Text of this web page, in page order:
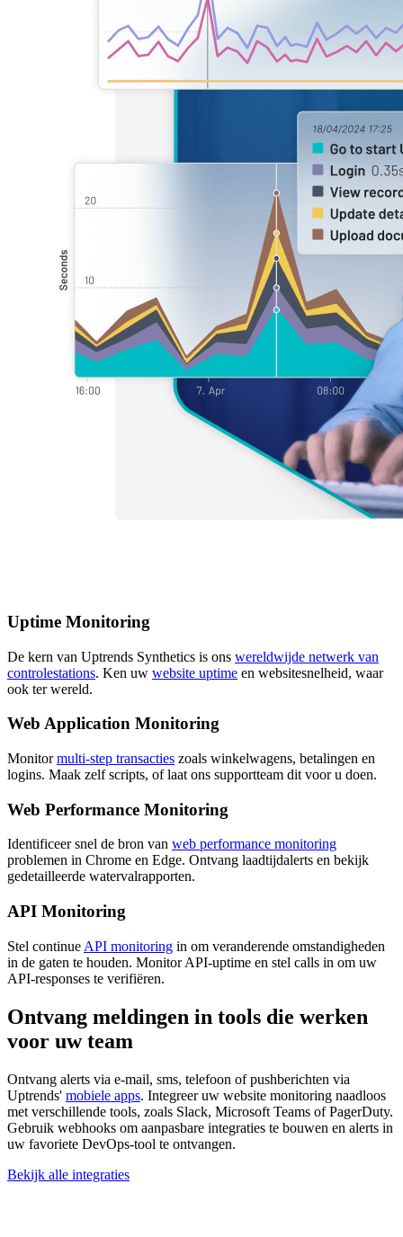
Uptime Monitoring
De kern van Uptrends Synthetics is ons wereldwijde netwerk van
controlestations. Ken uw website uptime en websitesnelheid, waar
ook ter wereld.
Web Application Monitoring
Monitormulti-step transacties zoals winkelwagens, betalingen en
logins. Maak zelf scripts, of laat ons supportteam dit voor u doen.
Web Performance Monitoring
Identificeer snel de bron van web performance monitoring
problemen in Chrome en Edge. Ontvang laadtijdalerts en bekijk
gedetailleerde watervalrapporten.
API Monitoring
Stel continue API monitoring in om veranderende omstandigheden
in de gaten te houden. Monitor API-uptime en stel calls in om uw
API-responses te verifiëren.
Ontvang meldingen in tools die werken
voor uw team
Ontvang alerts via e-mail, sms, telefoon of pushberichten via
Uptrends' mobiele apps. Integreer uw website monitoring naadloos
met verschillende tools, zoals Slack, Microsoft Teams of PagerDuty.
Gebruik webhooks om aanpasbare integraties te bouwen en alerts in
uw favoriete DevOps-tool te ontvangen.
Bekijk alle integraties